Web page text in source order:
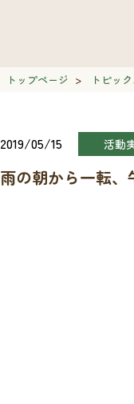
トップページ > トピッ
2019/05/15 活動
雨の朝から一転、